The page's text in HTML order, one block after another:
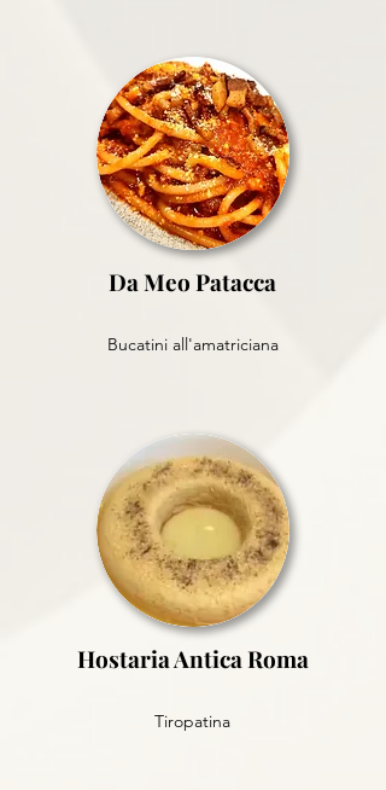
Da Meo Patacca
Bucatini all'amatriciana
Hostaria Antica Roma
Tiropatina